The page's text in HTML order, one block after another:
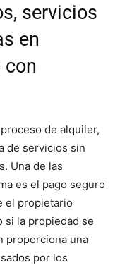
servicios
en
con
de alquiler,
de servicios sin
Una de las
es el pago seguro
el propietario
si la propiedad se
proporciona una
por los